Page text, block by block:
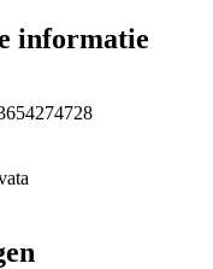
informatie